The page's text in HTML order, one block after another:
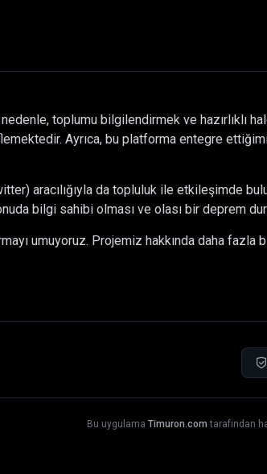
toplumu bilgilendirmek ve hazırlıklı
Ayrıca, bu platforma entegre
aracılığıyla da topluluk ile etkileşimde
bilgi sahibi olması ve olası bir deprem
umuyoruz. Projemiz hakkında daha
Bu uygulama Timuron.com tarafından